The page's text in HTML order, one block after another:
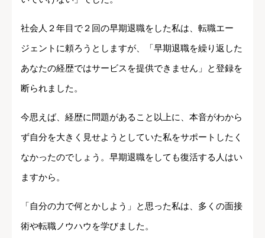
社会人２年目で２回の早期退職をした私は、転職エー
ジェントに頼ろうとしますが、「早期退職を繰り返した
あなたの経歴ではサービスを提供できません」と登録を
断られました。
今思えば、経歴に問題があること以上に、本音がわから
ず自分を大きく見せようとしていた私をサポートしたく
なかったのでしょう。早期退職をしても復活する人はい
ますから。
「自分の力で何とかしよう」と思った私は、多くの面接
術や転職ノウハウを学びました。